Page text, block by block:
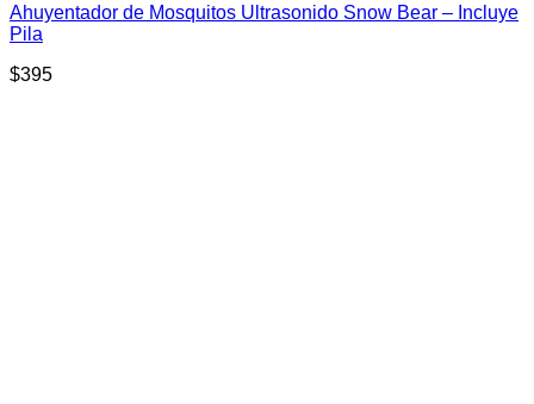
Ahuyentador de Mosquitos Ultrasonido Snow Bear – Incluye
Pila
$395